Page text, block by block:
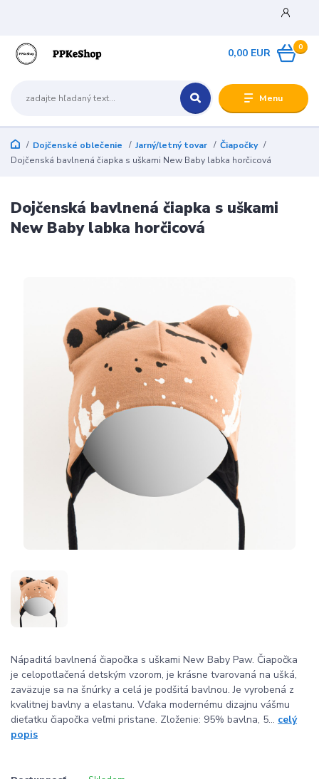
Menu
0
0,00 EUR
Dojčenské oblečenie Jarný/letný tovar
Čiapočky
Dojčenská bavlnená čiapka s uškami New Baby labka horčicová
Dojčenská bavlnená čiapka s uškami
New Baby labka horčicová
Nápaditá bavlnená čiapočka s uškami New Baby Paw. Čiapočka
je celopotlačená detským vzorom, je krásne tvarovaná na ušká,
zaväzuje sa na šnúrky a celá je podšitá bavlnou. Je vyrobená z
kvalitnej bavlny a elastanu. Vďaka modernému dizajnu vášmu
dieťatku čiapočka veľmi pristane. Zloženie: 95% bavlna, 5... celý
popis